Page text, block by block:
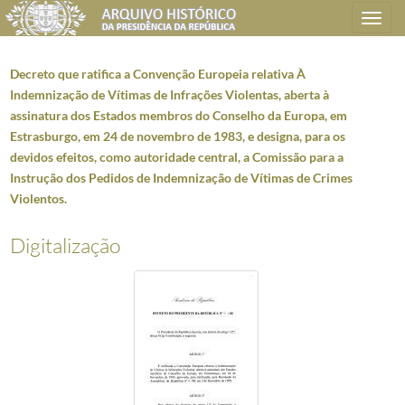
Toggle
navigation
Plano de classificação
Presidência da República
1906/2008-05-09
AG010101
Decreto que ratifica o Protocolo Modificativo ao Acordo Ortográfico
Decreto que nomeia, sob proposta do Primeiro Ministro, o Dr. José
Decreto que ratifica o Acordo sobre a Segurança da Informação
Decreto que ratifica a Convenção Europeia relativa À
Indemnização de Vítimas de Infrações Violentas, aberta à
assinatura dos Estados membros do Conselho da Europa, em
Estrasburgo, em 24 de novembro de 1983, e designa, para os
devidos efeitos, como autoridade central, a Comissão para a
Instrução dos Pedidos de Indemnização de Vítimas de Crimes
Violentos.
Digitalização